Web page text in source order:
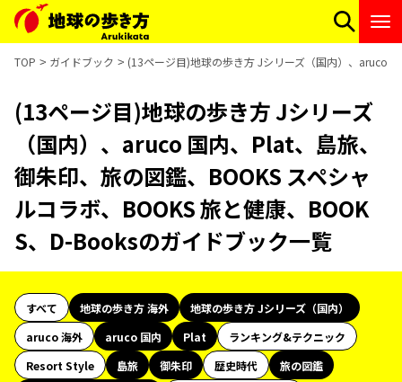
TOP ガイドブック (13ページ目)地球の歩き方 Jシリーズ（国内）、aruco
(13ページ目)地球の歩き方 Jシリーズ
（国内）、aruco 国内、Plat、島旅、
御朱印、旅の図鑑、BOOKS スペシャ
ルコラボ、BOOKS 旅と健康、BOOK
S、D-Booksのガイドブック一覧
すべて 地球の歩き方 海外
地球の歩き方 Jシリーズ（国内）
aruco 海外
aruco 国内 Plat
ランキング&テクニック
Resort Style
島旅 御朱印 歴史時代
旅の図鑑